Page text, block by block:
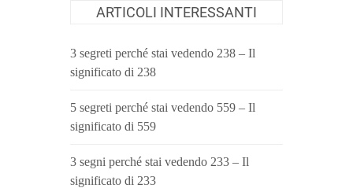
ARTICOLI INTERESSANTI
3 segreti perché stai vedendo 238 – Il
significato di 238
5 segreti perché stai vedendo 559 – Il
significato di 559
3 segni perché stai vedendo 233 – Il
significato di 233